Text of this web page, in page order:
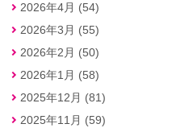
2026年4月 (54)
2026年3月 (55)
2026年2月 (50)
2026年1月 (58)
2025年12月 (81)
2025年11月 (59)